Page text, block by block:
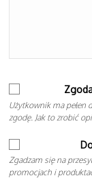
Użytkownik ma pełen
zgodę. Jak to zrobić
Zgadzam się na
promocjach i